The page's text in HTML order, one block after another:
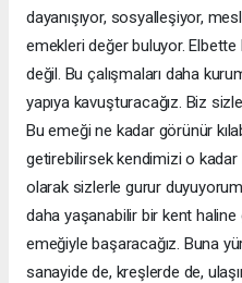
dayanışıyor, sosyalleşiyor,
emekleri değer buluyor. Elbette
değil. Bu çalışmaları daha
yapıya kavuşturacağız. Biz
Bu emeği ne kadar görünür
getirebilirsek kendimizi o kadar
olarak sizlerle gurur
daha yaşanabilir bir kent
emeğiyle başaracağız. Buna
sanayide de, kreşlerde de,